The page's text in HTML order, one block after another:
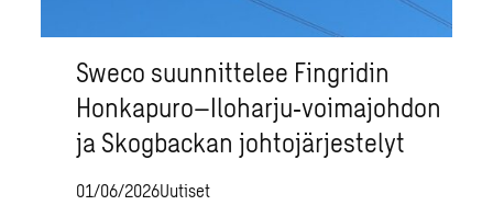
Sweco suunnittelee Fingridin
Honkapuro–Iloharju‑voimajohdon
ja Skogbackan johtojärjestelyt
01/06/2026Uutiset